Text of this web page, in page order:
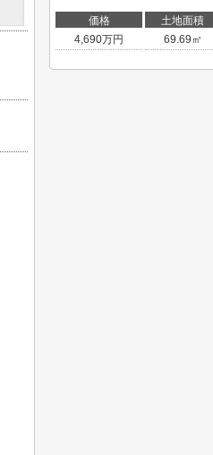
価格
土地面積
4,690万円 69.69㎡